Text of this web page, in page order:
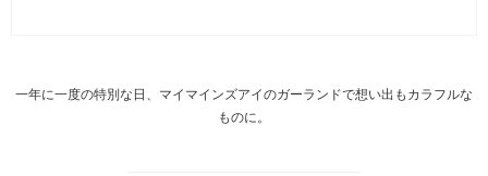
一年に一度の特別な日、マイマインズアイのガーランドで想い出もカラフルな
ものに。